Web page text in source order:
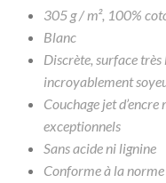
305 g / m², 100%
Blanc
Discrète, surface
incroyablement
Couchage jet
exceptionnels
Sans acide ni lignine
Conforme à la